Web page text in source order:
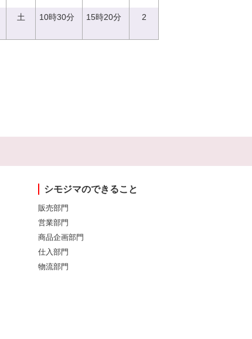
土 10時30分 15時20分 2
シモジマのできること
販売部門
営業部門
商品企画部門
仕入部門
物流部門